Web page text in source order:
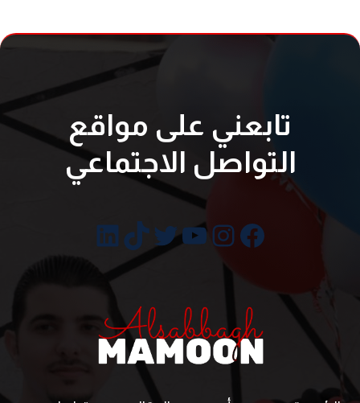
تابعني على مواقع
التواصل الاجتماعي
فيسبوك
إنستجرام
يوتيوب
تويترتيك توك
لينكد إن